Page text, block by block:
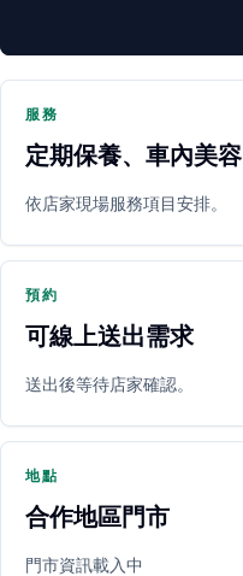
PARTNER SHOP
立即預約 開啟地圖
服務
定期保養、車內美容
依店家現場服務項目安排。
預約
可線上送出需求
送出後等待店家確認。
地點
合作地區門市
門市資訊載入中